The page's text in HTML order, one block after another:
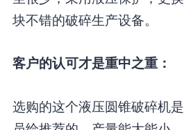
块不错的破碎生产设备。
客户的认可才是重中之重：
选购的这个液压圆锥破碎机